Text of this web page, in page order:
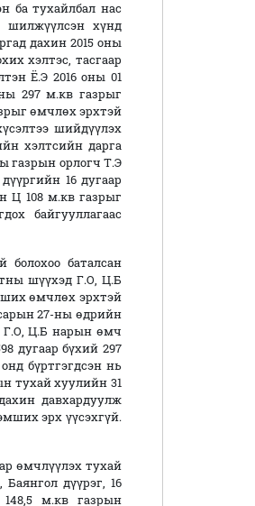
ба тухайлбал нас
шилжүүлсэн хүнд
дахин 2015 оны
хэлтэс, тасгаар
Ё.Э 2016 оны 01
297 м.кв газрыг
өмчлөх эрхтэй
шийдүүлэх
хэлтсийн дарга
газрын орлогч Т.Э
16 дугаар
Ц 108 м.кв газрыг
байгууллагаас
баталсан
шүүхэд Г.О, Ц.Б
өмчлөх эрхтэй
сарын 27-ны өдрийн
Г.О, Ц.Б нарын өмч
дугаар бүхий 297
бүртгэгдсэн нь
тухай хуулийн 31
давхардуулж
эрх үүсэхгүй.
өмчлүүлэх тухай
дүүрэг, 16
м.кв газрын